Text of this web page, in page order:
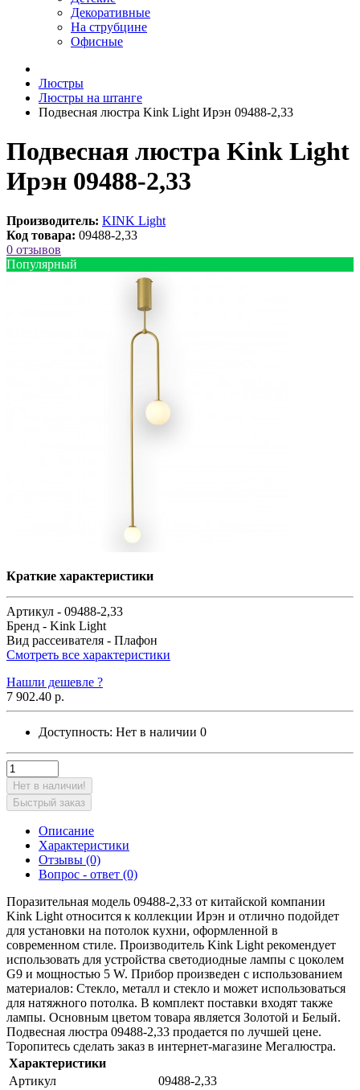
Декоративные
На струбцине
Офисные
Люстры
Люстры на штанге
Подвесная люстра Kink Light Ирэн 09488-2,33
Подвесная люстра Kink Light
Ирэн 09488-2,33
Производитель: KINK Light
Код товара: 09488-2,33
0 отзывов
Популярный
Краткие характеристики
Артикул - 09488-2,33
Бренд - Kink Light
Вид рассеивателя - Плафон
Смотреть все характеристики
Нашли дешевле ?
7 902.40 р.
Доступность: Нет в наличии 0
Нет в наличии!
Быстрый заказ
Описание
Характеристики
Отзывы (0)
Вопрос - ответ (0)
Поразительная модель 09488-2,33 от китайской компании
Kink Light относится к коллекции Ирэн и отлично подойдет
для установки на потолок кухни, оформленной в
современном стиле. Производитель Kink Light рекомендует
использовать для устройства светодиодные лампы с цоколем
G9 и мощностью 5 W. Прибор произведен с использованием
материалов: Стекло, металл и стекло и может использоваться
для натяжного потолка. В комплект поставки входят также
лампы. Основным цветом товара является Золотой и Белый.
Подвесная люстра 09488-2,33 продается по лучшей цене.
Торопитесь сделать заказ в интернет-магазине Мегалюстра.
Характеристики
Артикул
09488-2,33